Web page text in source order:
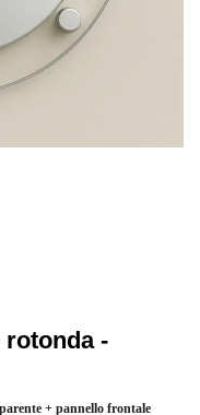
rotonda -
+ pannello frontale